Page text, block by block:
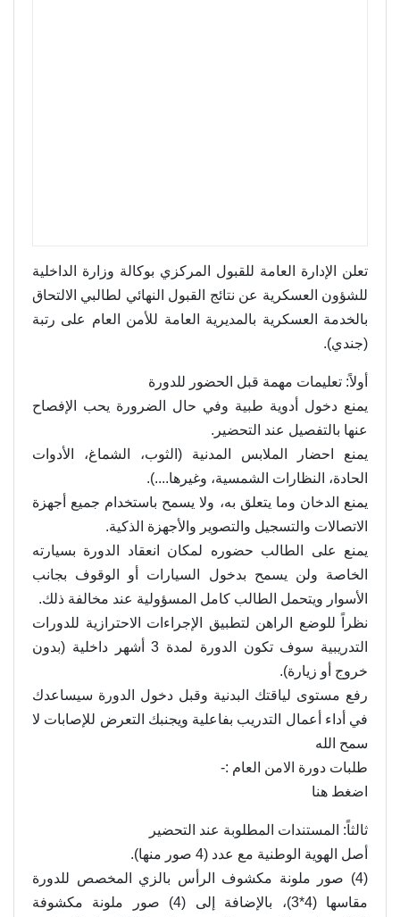
تعلن الإدارة العامة للقبول المركزي بوكالة وزارة الداخلية
للشؤون العسكرية عن نتائج القبول النهائي لطالبي الالتحاق
بالخدمة العسكرية بالمديرية العامة للأمن العام على رتبة
(جندي).
أولاً: تعليمات مهمة قبل الحضور للدورة
يمنع دخول أدوية طبية وفي حال الضرورة يحب الإفصاح
عنها بالتفصيل عند التحضير.
يمنع احضار الملابس المدنية (الثوب، الشماغ، الأدوات
الحادة، النظارات الشمسية، وغيرها....).
يمنع الدخان وما يتعلق به، ولا يسمح باستخدام جميع أجهزة
الاتصالات والتسجيل والتصوير والأجهزة الذكية.
يمنع على الطالب حضوره لمكان انعقاد الدورة بسيارته
الخاصة ولن يسمح بدخول السيارات أو الوقوف بجانب
الأسوار ويتحمل الطالب كامل المسؤولية عند مخالفة ذلك.
نظراً للوضع الراهن لتطبيق الإجراءات الاحترازية للدورات
التدريبية سوف تكون الدورة لمدة 3 أشهر داخلية (بدون
خروج أو زيارة).
رفع مستوى لياقتك البدنية وقبل دخول الدورة سيساعدك
في أداء أعمال التدريب بفاعلية ويجنبك التعرض للإصابات لا
سمح الله
طلبات دورة الامن العام :-
اضغط هنا
ثالثاً: المستندات المطلوبة عند التحضير
أصل الهوية الوطنية مع عدد (4 صور منها).
(4) صور ملونة مكشوف الرأس بالزي المخصص للدورة
مقاسها (4*3)، بالإضافة إلى (4) صور ملونة مكشوفة